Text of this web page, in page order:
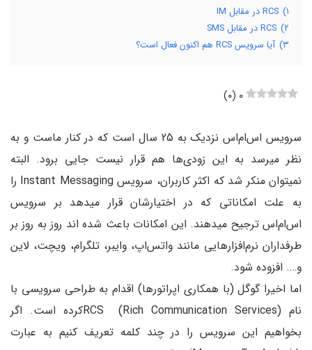
۱) RCS در مقابل IM
۲) RCS در مقابل SMS
۳) آیا سرویس RCS هم اکنون فعال است؟
۰ (۰)
سرویس اس‌ام‌اس نزدیک به 25 سال است که در کنار ماست و به
نظر میرسد به این زودی‌ها هم قرار نیست جایی برود. البته
نمیتوان منکر شد که اکثر کاربران، سرویس Instant Messaging را
به علت امکاناتی که در اختیارشان قرار میدهد بر سرویس
اس‌ام‌اس ترجیح میدهند. این امکانات باعث شده اند روز به روز بر
طرفداران نرم‌افزارهایی مانند واتس‌اپ، وایبر، تلگرام، ویچت، لاین
و…. افزوده شود.
اما اخیرا گوگل (با همکاری اپراتورها) اقدام به طراحی سرویسی با
نام RCS (Rich Communication Services)کرده است. اگر
بخواهیم این سرویس را در چند کلمه تعریف کنیم به عبارت